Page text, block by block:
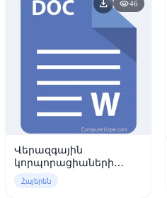
download visibility46
Վերազգային
կորպորացիաների
ծագումն ու
զարգացումը
Հայերեն